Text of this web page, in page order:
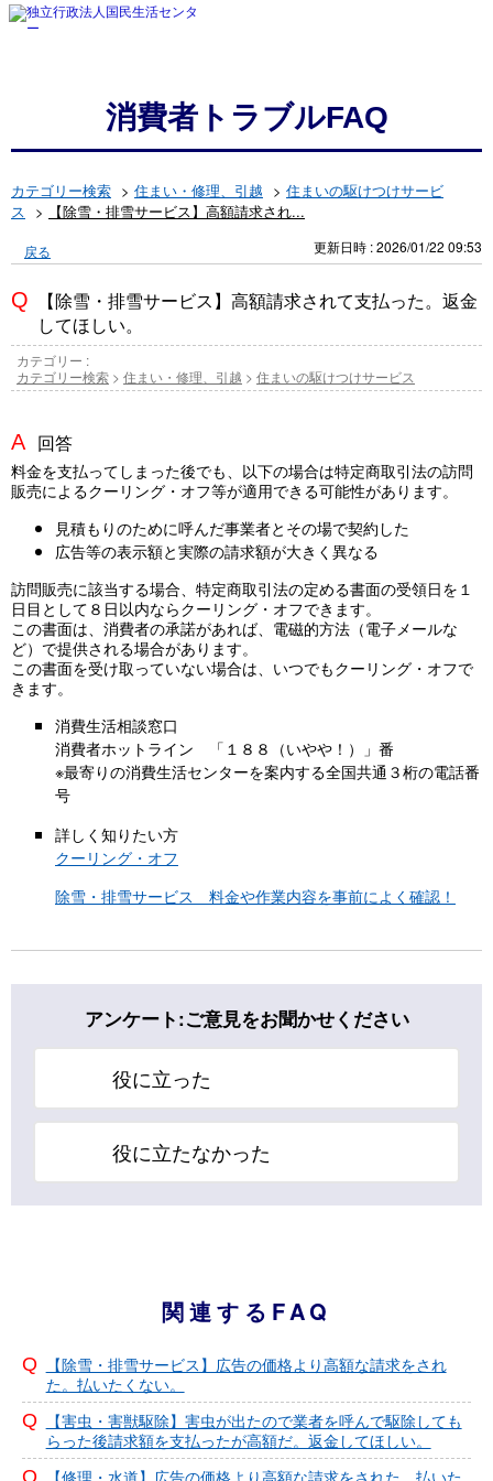
消費者トラブルFAQ
カテゴリー検索 > 住まい・修理、引越 > 住まいの駆けつけサービ
ス > 【除雪・排雪サービス】高額請求され...
戻る 更新日時 : 2026/01/22 09:53
【除雪・排雪サービス】高額請求されて支払った。返金
してほしい。
カテゴリー :
カテゴリー検索 > 住まい・修理、引越 > 住まいの駆けつけサービス
回答
料金を支払ってしまった後でも、以下の場合は特定商取引法の訪問
販売によるクーリング・オフ等が適用できる可能性があります。
見積もりのために呼んだ事業者とその場で契約した
広告等の表示額と実際の請求額が大きく異なる
訪問販売に該当する場合、特定商取引法の定める書面の受領日を１
日目として８日以内ならクーリング・オフできます。
この書面は、消費者の承諾があれば、電磁的方法（電子メールな
ど）で提供される場合があります。
この書面を受け取っていない場合は、いつでもクーリング・オフで
きます。
消費生活相談窓口
消費者ホットライン 「１８８（いやや！）」番
※最寄りの消費生活センターを案内する全国共通３桁の電話番
号
詳しく知りたい方
クーリング・オフ
除雪・排雪サービス 料金や作業内容を事前によく確認！
アンケート:ご意見をお聞かせください
役に立った
役に立たなかった
関連するFAQ
【除雪・排雪サービス】広告の価格より高額な請求をされ
た。払いたくない。
【害虫・害獣駆除】害虫が出たので業者を呼んで駆除しても
らった後請求額を支払ったが高額だ。返金してほしい。